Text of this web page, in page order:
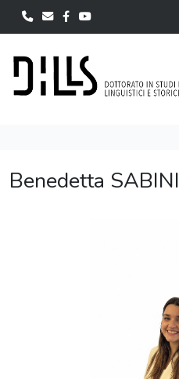
Benedetta SABINI